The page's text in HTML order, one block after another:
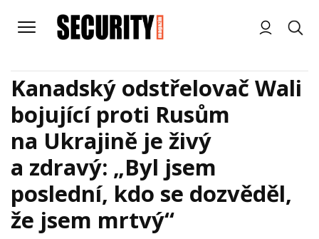
Kanadský odstřelovač Wali
bojující proti Rusům
na Ukrajině je živý
a zdravý: „Byl jsem
poslední, kdo se dozvěděl,
že jsem mrtvý“